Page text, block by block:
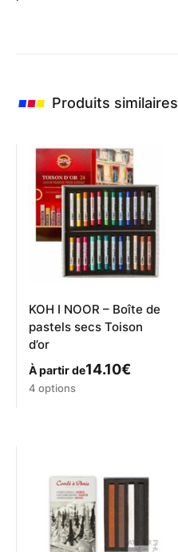
Produits similaires
KOH I NOOR – Boîte de
pastels secs Toison
d’or
À partir de14.10€
Ce
options
peuvent
être
choisies
4 options